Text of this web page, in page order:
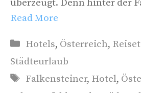
überzeugt. Denn hinter der
Read More
Kategorien
Hotels, Österreich,
Städteurlaub
Schlagwörter
Falkensteiner, Hotel,